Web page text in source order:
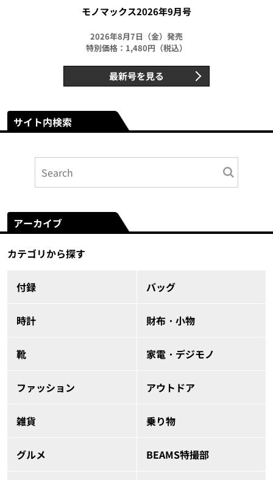
モノマックス2026年9月号
2026年8月7日（金）発売
特別価格：1,480円（税込）
最新号を見る
サイト内検索
アーカイブ
カテゴリから探す
付録 バッグ
時計 財布・小物
靴 家電・デジモノ
ファッション アウトドア
雑貨 乗り物
グルメ BEAMS特撮部